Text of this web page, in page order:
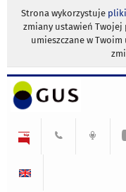
Strona wykorzystuje
zmiany ustawień Twojej
umieszczane w